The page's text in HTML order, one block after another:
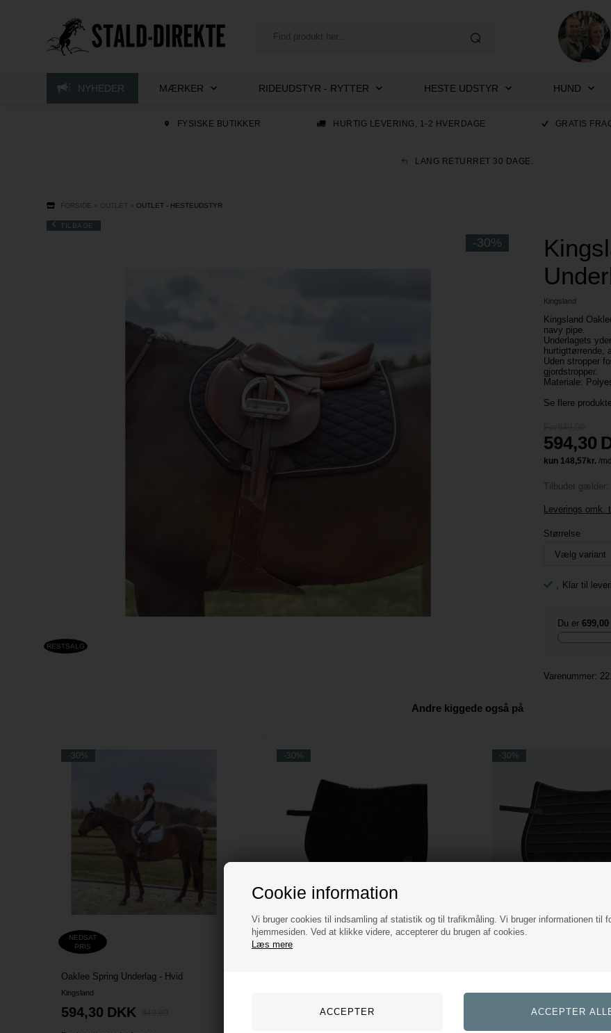
Cookie information
Vi bruger cookies til indsamling af statistik og til trafikmåling. Vi bruger informationen til
hjemmesiden. Ved at klikke videre, accepterer du brugen af cookies.
Læs mere
NYHEDER MÆRKER RIDEUDSTYR - RYTTER HESTE UDSTYR HUND
FYSISKE BUTIKKER HURTIG LEVERING, 1-2 HVERDAGE GRATIS
LANG RETURRET 30 DAGE.
FORSIDE » OUTLET »OUTLET - HESTEUDSTYR
TILBAGE
RESTSALG
-30%
Kingsland
Kingsland
navy pipe.
Underlagets
hurtigttørrende,
Uden stropper
gjordstropper.
Materiale:
Se flere
594,30
Tilbudet gælder:
Leverings
Størrelse
, Klar til
Du er
Varenummer:
Andre kiggede også på
-30%
NEDSAT
PRIS
Oaklee Spring Underlag - Hvid
Kingsland
594,30 DKK
-30%
NEDSAT
PRIS
DKK 749,00
-30%
NEDSAT
Kingsland
524,30 DKK 749,00